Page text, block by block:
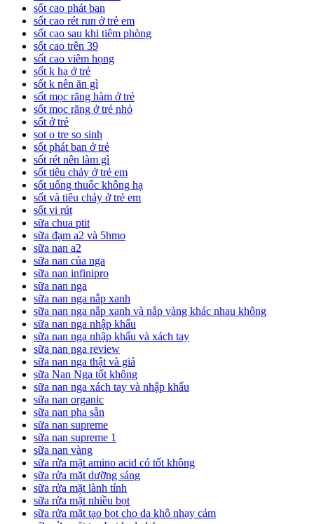
sốt cao phát ban
sốt cao rét run ở trẻ em
sốt cao sau khi tiêm phòng
sốt cao trên 39
sốt cao viêm họng
sốt k hạ ở trẻ
sốt k nên ăn gì
sốt mọc răng hàm ở trẻ
sốt mọc răng ở trẻ nhỏ
sốt ở trẻ
sot o tre so sinh
sốt phát ban ở trẻ
sốt rét nên làm gì
sốt tiêu chảy ở trẻ em
sốt uống thuốc không hạ
sốt và tiêu chảy ở trẻ em
sốt vi rút
sữa chua ptit
sữa đạm a2 và 5hmo
sữa nan a2
sữa nan của nga
sữa nan infinipro
sữa nan nga
sữa nan nga nắp xanh
sữa nan nga nắp xanh và nắp vàng khác nhau không
sữa nan nga nhập khẩu
sữa nan nga nhập khẩu và xách tay
sữa nan nga review
sữa nan nga thật và giả
sữa Nan Nga tốt không
sữa nan nga xách tay và nhập khẩu
sữa nan organic
sữa nan pha sẵn
sữa nan supreme
sữa nan supreme 1
sữa nan vàng
sữa rửa mặt amino acid có tốt không
sữa rửa mặt dưỡng sáng
sữa rửa mặt lành tính
sữa rửa mặt nhiều bọt
sữa rửa mặt tạo bọt cho da khô nhạy cảm